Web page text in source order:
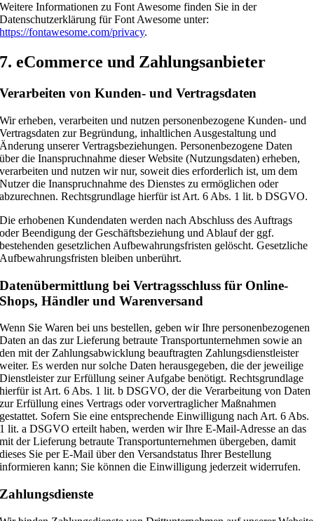
Weitere Informationen zu Font Awesome finden Sie in der
Datenschutzerklärung für Font Awesome unter:
https://fontawesome.com/privacy.
7. eCommerce und Zahlungs­anbieter
Verarbeiten von Kunden- und Vertragsdaten
Wir erheben, verarbeiten und nutzen personenbezogene Kunden- und
Vertragsdaten zur Begründung, inhaltlichen Ausgestaltung und
Änderung unserer Vertragsbeziehungen. Personenbezogene Daten
über die Inanspruchnahme dieser Website (Nutzungsdaten) erheben,
verarbeiten und nutzen wir nur, soweit dies erforderlich ist, um dem
Nutzer die Inanspruchnahme des Dienstes zu ermöglichen oder
abzurechnen. Rechtsgrundlage hierfür ist Art. 6 Abs. 1 lit. b DSGVO.
Die erhobenen Kundendaten werden nach Abschluss des Auftrags
oder Beendigung der Geschäftsbeziehung und Ablauf der ggf.
bestehenden gesetzlichen Aufbewahrungsfristen gelöscht. Gesetzliche
Aufbewahrungsfristen bleiben unberührt.
Daten­übermittlung bei Vertragsschluss für Online-
Shops, Händler und Warenversand
Wenn Sie Waren bei uns bestellen, geben wir Ihre personenbezogenen
Daten an das zur Lieferung betraute Transportunternehmen sowie an
den mit der Zahlungsabwicklung beauftragten Zahlungsdienstleister
weiter. Es werden nur solche Daten herausgegeben, die der jeweilige
Dienstleister zur Erfüllung seiner Aufgabe benötigt. Rechtsgrundlage
hierfür ist Art. 6 Abs. 1 lit. b DSGVO, der die Verarbeitung von Daten
zur Erfüllung eines Vertrags oder vorvertraglicher Maßnahmen
gestattet. Sofern Sie eine entsprechende Einwilligung nach Art. 6 Abs.
1 lit. a DSGVO erteilt haben, werden wir Ihre E-Mail-Adresse an das
mit der Lieferung betraute Transportunternehmen übergeben, damit
dieses Sie per E-Mail über den Versandstatus Ihrer Bestellung
informieren kann; Sie können die Einwilligung jederzeit widerrufen.
Zahlungsdienste